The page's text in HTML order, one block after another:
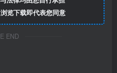
览下载即代表您同意
END